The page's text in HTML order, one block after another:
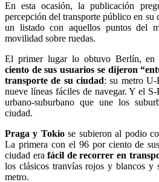
En esta ocasión, la publicación
percepción del transporte público en su
un listado con aquellos puntos del
movilidad sobre ruedas.
El primer lugar lo obtuvo Berlín,
ciento de sus usuarios se dijeron
transporte de su ciudad: su metro U-
nueve líneas fáciles de navegar. Y el
urbano-suburbano que une los
ciudad.
Praga y Tokiose subieron al podio
La primera con el 96 por ciento de
ciudad erafácil de recorrer en
los clásicos tranvías rojos y blancos y
metro.